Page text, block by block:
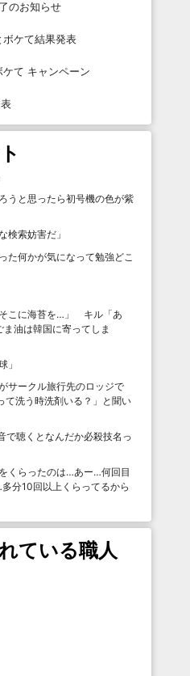
のお知らせ
ボケて結果発表
て キャンペーン
うと思ったら初号機の色が紫
検索妨害だ 」
た何かが気になって勉強どこ
こに海苔を…」 キル「あ
油は韓国に寄ってしま
」
サークル旅行先のロッジで
て洗う時洗剤いる？」と聞い
で聴くとなんだか必殺技名っ
くらったのは…あー…何回目
分10回以上くらってるから
ている職人